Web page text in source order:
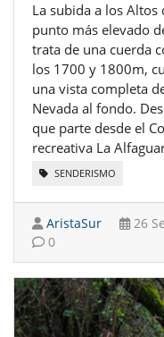
La subida a los
punto más elevado
trata de una cuerda
los 1700 y 1800m,
una vista completa
Nevada al fondo.
que parte desde el
recreativa La
SENDERISMO
AristaSur 26
0